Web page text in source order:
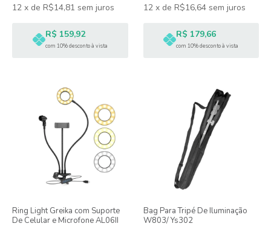
12 x de R$14,81 sem juros
R$ 159,92
com 10% desconto à vista
12 x de R$16,64 sem juros
R$ 179,66
com 10% desconto à vista
Ring Light Greika com Suporte
De Celular e Microfone AL06II
Bag Para Tripé De Iluminação
W803/ Ys302